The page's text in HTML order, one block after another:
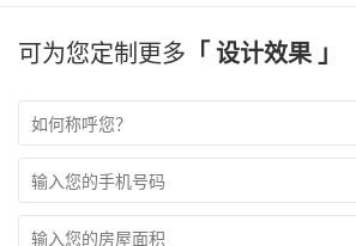
可为您定制更多 「 设计效果 」